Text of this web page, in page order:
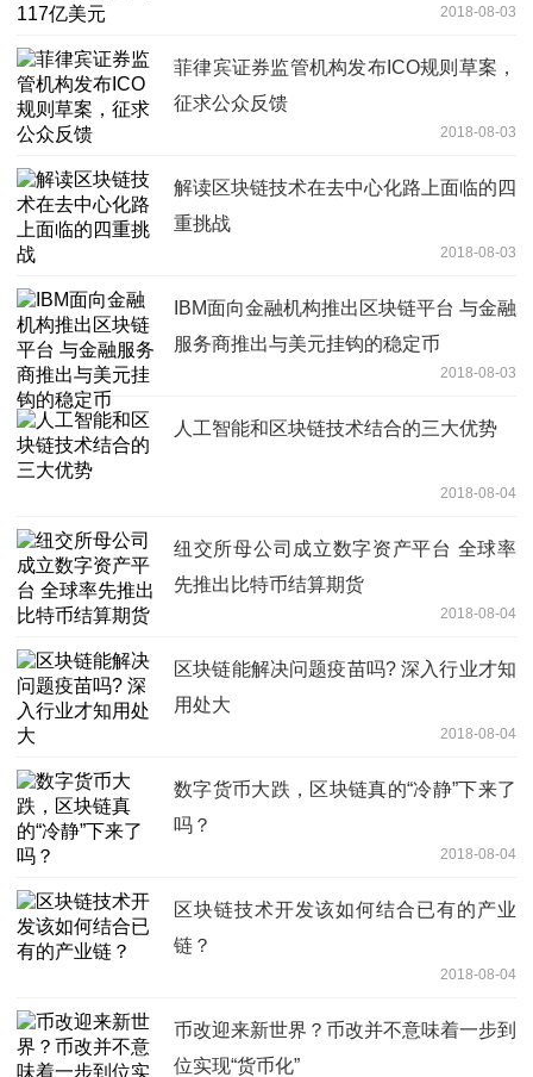
2018-08-03
菲律宾证券监管机构发布ICO规则草案，
征求公众反馈
2018-08-03
解读区块链技术在去中心化路上面临的四
重挑战
2018-08-03
IBM面向金融机构推出区块链平台 与金融
服务商推出与美元挂钩的稳定币
2018-08-03
人工智能和区块链技术结合的三大优势
2018-08-04
纽交所母公司成立数字资产平台 全球率
先推出比特币结算期货
2018-08-04
区块链能解决问题疫苗吗? 深入行业才知
用处大
2018-08-04
数字货币大跌，区块链真的“冷静”下来了
吗？
2018-08-04
区块链技术开发该如何结合已有的产业
链？
2018-08-04
币改迎来新世界？币改并不意味着一步到
位实现“货币化”